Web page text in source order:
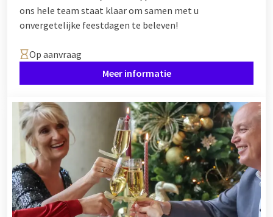
ons hele team staat klaar om samen met u
onvergetelijke feestdagen te beleven!
Op aanvraag
Meer informatie